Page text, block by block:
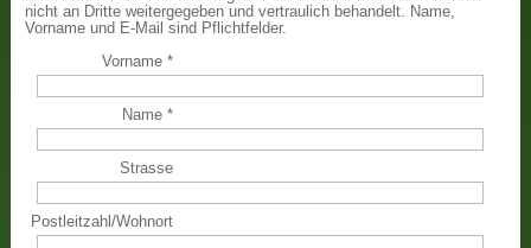
nicht an Dritte weitergegeben und vertraulich behandelt. Name,
Vorname und E-Mail sind Pflichtfelder.
Vorname*
Name*
Strasse
Postleitzahl/Wohnort